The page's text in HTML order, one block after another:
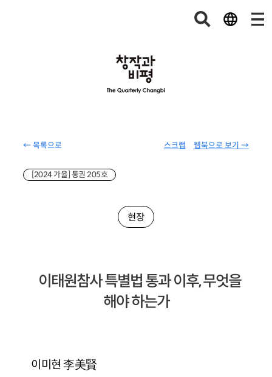
← 목록으로 웹북으로 보기 →
스크랩
[2024 가을] 통권 205호
현장
이태원참사 특별법 통과 이후, 무엇을
해야 하는가
이미현李美賢